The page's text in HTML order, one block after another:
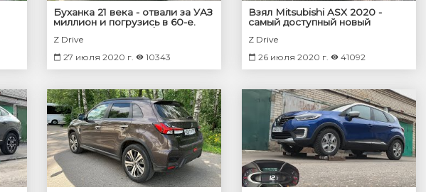
Буханка 21 века - отвали за УАЗ
миллион и погрузись в 60-е.
Теперь с лебедкой / балластом
Z Drive
27 июля 2020 г.
10343
Взял Mitsubishi ASX 2020 -
самый доступный новый
Z Drive
26 июля 2020 г.
41092